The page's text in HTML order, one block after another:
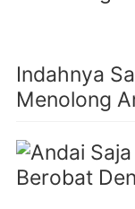
Indahnya
Menolong